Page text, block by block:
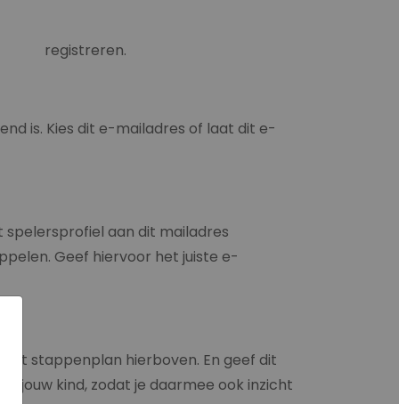
registreren.
is. Kies dit e-mailadres of laat dit e-
spelersprofiel aan dit mailadres
Geef hiervoor het juiste e-
stappenplan hierboven. En geef dit
jouw kind, zodat je daarmee ook inzicht